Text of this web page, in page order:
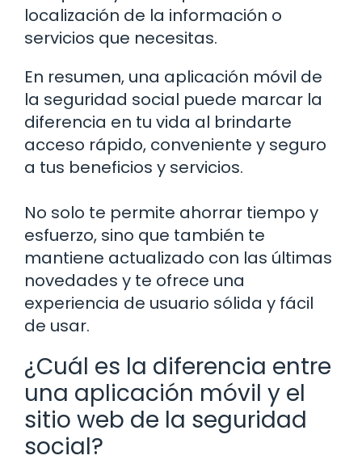
localización de la información o
servicios que necesitas.
En resumen, una aplicación móvil de
la seguridad social puede marcar la
diferencia en tu vida al brindarte
acceso rápido, conveniente y seguro
a tus beneficios y servicios.
No solo te permite ahorrar tiempo y
esfuerzo, sino que también te
mantiene actualizado con las últimas
novedades y te ofrece una
experiencia de usuario sólida y fácil
de usar.
¿Cuál es la diferencia entre
una aplicación móvil y el
sitio web de la seguridad
social?